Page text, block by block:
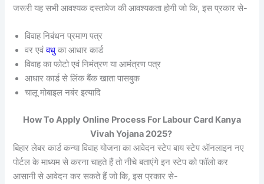
जरूरी यह सभी आवश्यक दस्तावेज की आवश्यकता होगी जो कि, इस प्रकार से-
विवाह निबंधन प्रमाण पत्र
वर एवंवधु का आधार कार्ड
विवाह का फोटो एवं निमंत्रण या आमंत्रण पत्र
आधार कार्ड से लिंक बैंक खाता पासबुक
चालू मोबाइल नबंर इत्यादि
How To Apply Online Process For Labour Card Kanya
Vivah Yojana 2025?
बिहार लेबर कार्ड कन्या विवाह योजना का आवेदन स्टेप बाय स्टेप ऑनलाइन नए
पोर्टल के माध्यम से करना चाहते हैं तो नीचे बताएंगे इन स्टेप को फॉलो कर
आसानी से आवेदन कर सकते हैं जो कि, इस प्रकार से-